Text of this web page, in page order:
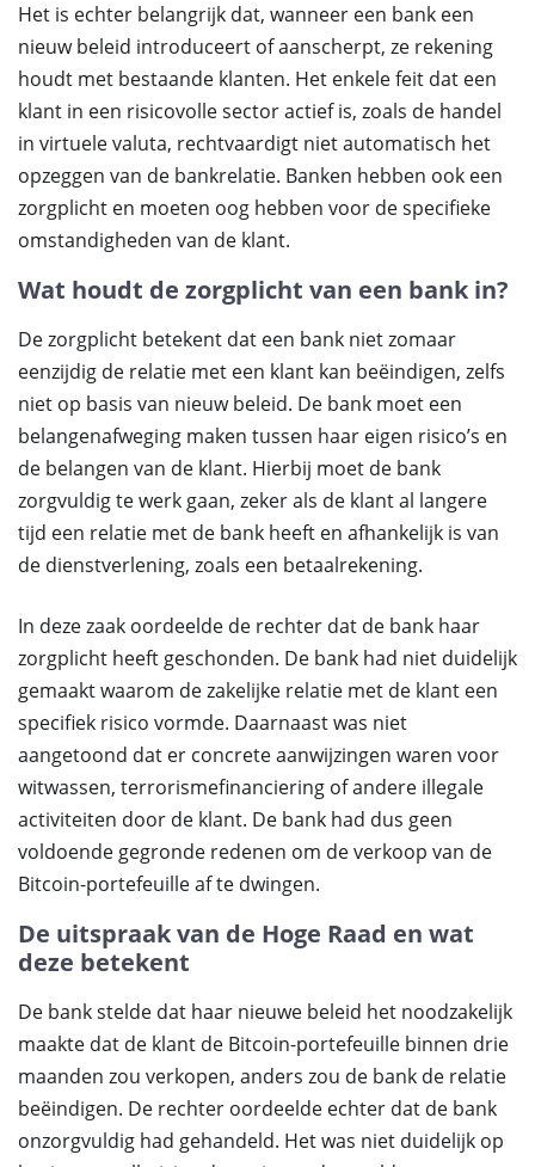
Het is echter belangrijk dat, wanneer een bank een
nieuw beleid introduceert of aanscherpt, ze rekening
houdt met bestaande klanten. Het enkele feit dat een
klant in een risicovolle sector actief is, zoals de handel
in virtuele valuta, rechtvaardigt niet automatisch het
opzeggen van de bankrelatie. Banken hebben ook een
zorgplicht en moeten oog hebben voor de specifieke
omstandigheden van de klant.
Wat houdt de zorgplicht van een bank in?
De zorgplicht betekent dat een bank niet zomaar
eenzijdig de relatie met een klant kan beëindigen, zelfs
niet op basis van nieuw beleid. De bank moet een
belangenafweging maken tussen haar eigen risico’s en
de belangen van de klant. Hierbij moet de bank
zorgvuldig te werk gaan, zeker als de klant al langere
tijd een relatie met de bank heeft en afhankelijk is van
de dienstverlening, zoals een betaalrekening.
In deze zaak oordeelde de rechter dat de bank haar
zorgplicht heeft geschonden. De bank had niet duidelijk
gemaakt waarom de zakelijke relatie met de klant een
specifiek risico vormde. Daarnaast was niet
aangetoond dat er concrete aanwijzingen waren voor
witwassen, terrorismefinanciering of andere illegale
activiteiten door de klant. De bank had dus geen
voldoende gegronde redenen om de verkoop van de
Bitcoin-portefeuille af te dwingen.
De uitspraak van de Hoge Raad en wat
deze betekent
De bank stelde dat haar nieuwe beleid het noodzakelijk
maakte dat de klant de Bitcoin-portefeuille binnen drie
maanden zou verkopen, anders zou de bank de relatie
beëindigen. De rechter oordeelde echter dat de bank
onzorgvuldig had gehandeld. Het was niet duidelijk op